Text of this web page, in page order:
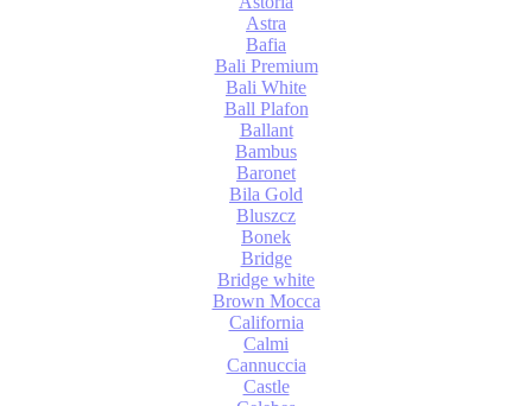
Astra
Bafia
Bali Premium
Bali White
Ball Plafon
Ballant
Bambus
Baronet
Bila Gold
Bluszcz
Bonek
Bridge
Bridge white
Brown Mocca
California
Calmi
Cannuccia
Castle